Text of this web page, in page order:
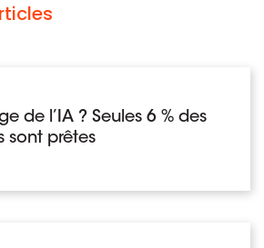
de l’IA ? Seules 6 % des
sont prêtes